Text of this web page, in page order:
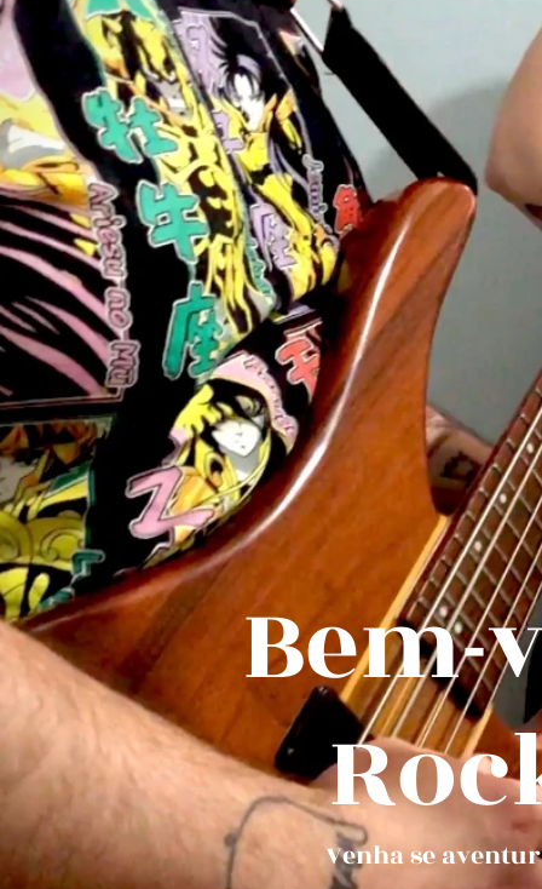
Bem-
Venha se